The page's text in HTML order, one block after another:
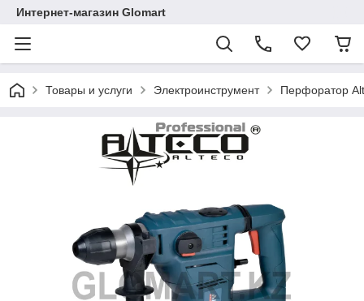
Интернет-магазин Glomart
Товары и услуги Электроинструмент Перфоратор